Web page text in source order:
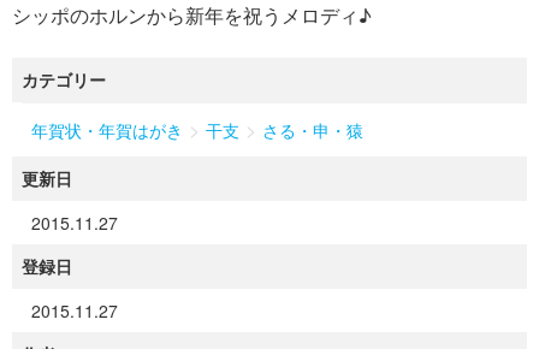
シッポのホルンから新年を祝うメロディ♪
カテゴリー
年賀状・年賀はがき > 干支 > さる・申・猿
更新日
2015.11.27
登録日
2015.11.27